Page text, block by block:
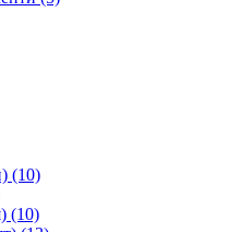
(10)
(10)